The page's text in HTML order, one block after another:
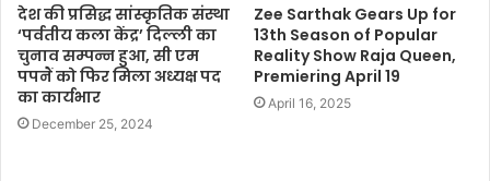
देश की प्रसिद्ध सांस्कृतिक संस्था
‘पर्वतीय कला केंद्र’ दिल्ली का
चुनाव सम्पन्न हुआ, सी एम
पपनैं को फिर मिला अध्यक्ष पद
का कार्यभार
December 25, 2024
Zee Sarthak Gears Up for
13th Season of Popular
Reality Show Raja Queen,
Premiering April 19
April 16, 2025